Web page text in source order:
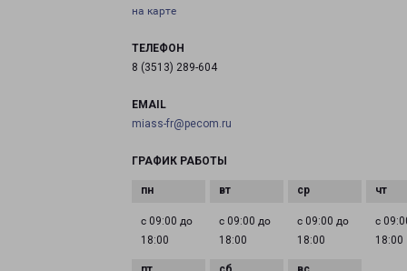
на карте
ТЕЛЕФОН
8 (3513) 289-604
EMAIL
miass-fr@pecom.ru
ГРАФИК РАБОТЫ
с 09:00 до
18:00
с 09:00 до
18:00
с 09:00 до
18:00
с
18:00